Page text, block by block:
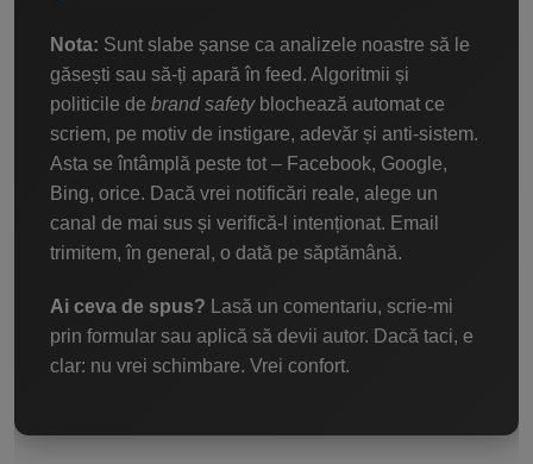
Nota: Sunt slabe șanse ca analizele noastre să le
găsești sau să-ți apară în feed. Algoritmii și
politicile de brand safetyblochează automat ce
scriem, pe motiv de instigare, adevăr și anti-sistem.
Asta se întâmplă peste tot – Facebook, Google,
Bing, orice. Dacă vrei notificări reale, alege un
canal de mai sus și verifică-l intenționat. Email
trimitem, în general, o dată pe săptămână.
Ai ceva de spus? Lasă un comentariu, scrie-mi
prin formular sau aplică să devii autor. Dacă taci, e
clar: nu vrei schimbare. Vrei confort.